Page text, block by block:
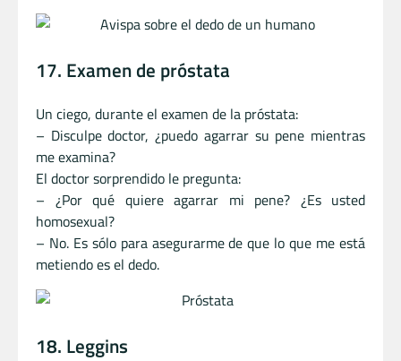
17. Examen de próstata
Un ciego, durante el examen de la próstata:
– Disculpe doctor, ¿puedo agarrar su pene mientras
me examina?
El doctor sorprendido le pregunta:
– ¿Por qué quiere agarrar mi pene? ¿Es usted
homosexual?
– No. Es sólo para asegurarme de que lo que me está
metiendo es el dedo.
18. Leggins